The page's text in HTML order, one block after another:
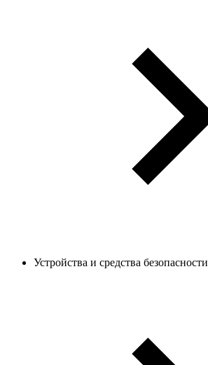
Устройства и средства безопасности